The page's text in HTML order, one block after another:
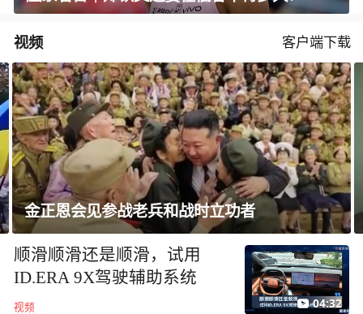
视频 客户端下载
泰国校园枪击案已致8死，14岁枪手被曝长期
遭霸凌
顺滑顺滑还是顺滑，试用
ID.ERA 9X驾驶辅助系统
视频 04:32